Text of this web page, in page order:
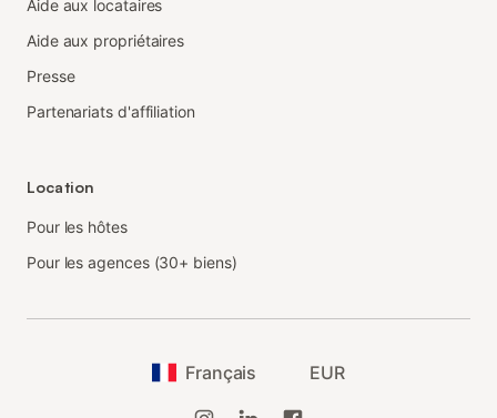
Aide aux locataires
Aide aux propriétaires
Presse
Partenariats d'affiliation
Location
Pour les hôtes
Pour les agences (30+ biens)
Français EUR